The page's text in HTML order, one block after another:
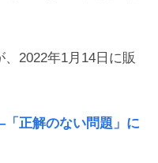
2022年1月14日に販
正解のない問題」に